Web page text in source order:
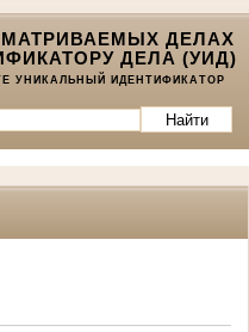
ДЕЛАХ
ДЕЛА (УИД)
УНИКАЛЬНЫЙ ИДЕНТИФИКАТОР